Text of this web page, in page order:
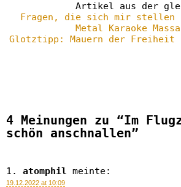
Artikel aus der
Fragen, die sich mir stellen
Metal Karaoke
Glotztipp: Mauern der Freiheit
4 Meinungen zu “Im
schön anschnallen”
atomphil meinte:
19.12.2022 at 10:09